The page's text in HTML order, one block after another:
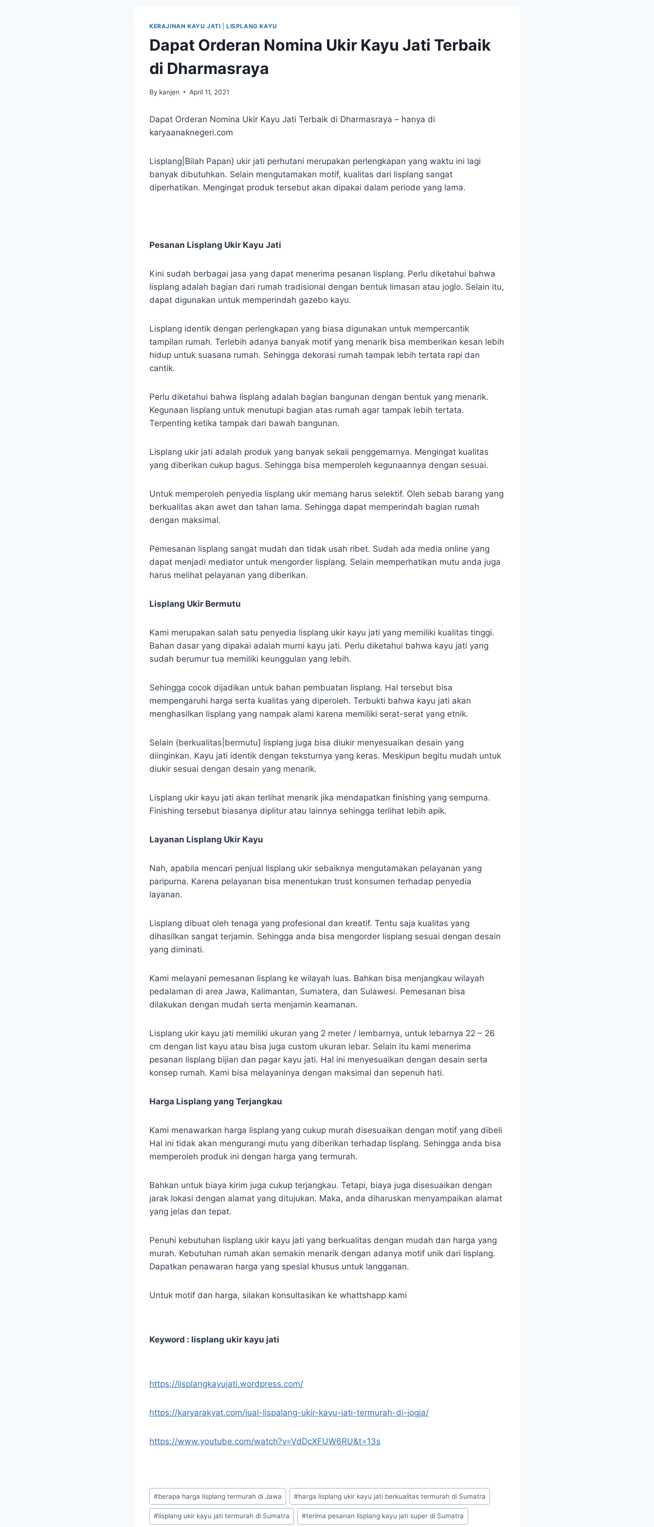
KERAJINAN KAYU JATI |LISPLANG KAYU
Dapat Orderan Nomina Ukir Kayu Jati Terbaik
di Dharmasraya
By kanjen April 11, 2021
Dapat Orderan Nomina Ukir Kayu Jati Terbaik di Dharmasraya – hanya di
karyaanaknegeri.com
Lisplang|Bilah Papan} ukir jati perhutani merupakan perlengkapan yang waktu ini lagi
banyak dibutuhkan. Selain mengutamakan motif, kualitas dari lisplang sangat
diperhatikan. Mengingat produk tersebut akan dipakai dalam periode yang lama.
Pesanan Lisplang Ukir Kayu Jati
Kini sudah berbagai jasa yang dapat menerima pesanan lisplang. Perlu diketahui bahwa
lisplang adalah bagian dari rumah tradisional dengan bentuk limasan atau joglo. Selain itu,
dapat digunakan untuk memperindah gazebo kayu.
Lisplang identik dengan perlengkapan yang biasa digunakan untuk mempercantik
tampilan rumah. Terlebih adanya banyak motif yang menarik bisa memberikan kesan lebih
hidup untuk suasana rumah. Sehingga dekorasi rumah tampak lebih tertata rapi dan
cantik.
Perlu diketahui bahwa lisplang adalah bagian bangunan dengan bentuk yang menarik.
Kegunaan lisplang untuk menutupi bagian atas rumah agar tampak lebih tertata.
Terpenting ketika tampak dari bawah bangunan.
Lisplang ukir jati adalah produk yang banyak sekali penggemarnya. Mengingat kualitas
yang diberikan cukup bagus. Sehingga bisa memperoleh kegunaannya dengan sesuai.
Untuk memperoleh penyedia lisplang ukir memang harus selektif. Oleh sebab barang yang
berkualitas akan awet dan tahan lama. Sehingga dapat memperindah bagian rumah
dengan maksimal.
Pemesanan lisplang sangat mudah dan tidak usah ribet. Sudah ada media online yang
dapat menjadi mediator untuk mengorder lisplang. Selain memperhatikan mutu anda juga
harus melihat pelayanan yang diberikan.
Lisplang Ukir Bermutu
Kami merupakan salah satu penyedia lisplang ukir kayu jati yang memiliki kualitas tinggi.
Bahan dasar yang dipakai adalah murni kayu jati. Perlu diketahui bahwa kayu jati yang
sudah berumur tua memiliki keunggulan yang lebih.
Sehingga cocok dijadikan untuk bahan pembuatan lisplang. Hal tersebut bisa
mempengaruhi harga serta kualitas yang diperoleh. Terbukti bahwa kayu jati akan
menghasilkan lisplang yang nampak alami karena memiliki serat-serat yang etnik.
Selain {berkualitas|bermutu] lisplang juga bisa diukir menyesuaikan desain yang
diinginkan. Kayu jati identik dengan teksturnya yang keras. Meskipun begitu mudah untuk
diukir sesuai dengan desain yang menarik.
Lisplang ukir kayu jati akan terlihat menarik jika mendapatkan finishing yang sempurna.
Finishing tersebut biasanya diplitur atau lainnya sehingga terlihat lebih apik.
Layanan Lisplang Ukir Kayu
Nah, apabila mencari penjual lisplang ukir sebaiknya mengutamakan pelayanan yang
paripurna. Karena pelayanan bisa menentukan trust konsumen terhadap penyedia
layanan.
Lisplang dibuat oleh tenaga yang profesional dan kreatif. Tentu saja kualitas yang
dihasilkan sangat terjamin. Sehingga anda bisa mengorder lisplang sesuai dengan desain
yang diminati.
Kami melayani pemesanan lisplang ke wilayah luas. Bahkan bisa menjangkau wilayah
pedalaman di area Jawa, Kalimantan, Sumatera, dan Sulawesi. Pemesanan bisa
dilakukan dengan mudah serta menjamin keamanan.
Lisplang ukir kayu jati memiliki ukuran yang 2 meter / lembarnya, untuk lebarnya 22 – 26
cm dengan list kayu atau bisa juga custom ukuran lebar. Selain itu kami menerima
pesanan lisplang bijian dan pagar kayu jati. Hal ini menyesuaikan dengan desain serta
konsep rumah. Kami bisa melayaninya dengan maksimal dan sepenuh hati.
Harga Lisplang yang Terjangkau
Kami menawarkan harga lisplang yang cukup murah disesuaikan dengan motif yang dibeli
Hal ini tidak akan mengurangi mutu yang diberikan terhadap lisplang. Sehingga anda bisa
memperoleh produk ini dengan harga yang termurah.
Bahkan untuk biaya kirim juga cukup terjangkau. Tetapi, biaya juga disesuaikan dengan
jarak lokasi dengan alamat yang ditujukan. Maka, anda diharuskan menyampaikan alamat
yang jelas dan tepat.
Penuhi kebutuhan lisplang ukir kayu jati yang berkualitas dengan mudah dan harga yang
murah. Kebutuhan rumah akan semakin menarik dengan adanya motif unik dari lisplang.
Dapatkan penawaran harga yang spesial khusus untuk langganan.
Untuk motif dan harga, silakan konsultasikan ke whattshapp kami
Keyword : lisplang ukir kayu jati
https://lisplangkayujati.wordpress.com/
https://karyarakyat.com/jual-lispalang-ukir-kayu-jati-termurah-di-jogja/
https://www.youtube.com/watch?v=VdDcXFUW6RU&t=13s
#berapa harga lisplang termurah di Jawa #harga lisplang ukir kayu jati berkualitas termurah di Sumatra
#lisplang ukir kayu jati termurah di Sumatra #terima pesanan lisplang kayu jati super di Sumatra